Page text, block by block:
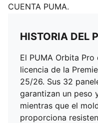
CUENTA PUMA.
HISTORIA DEL
El PUMA Orbita
licencia de la
25/26. Sus 32
garantizan un peso
mientras que el
proporciona